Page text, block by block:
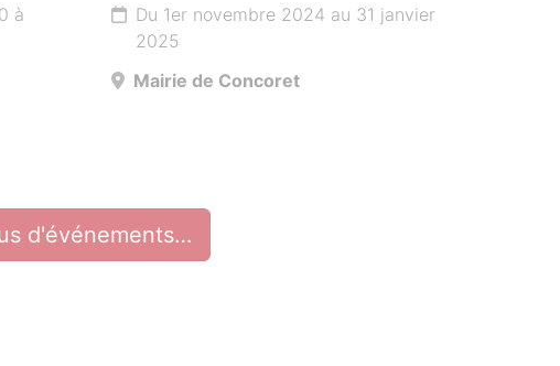
à
Du 1er novembre 2024 au 31 janvier
2025
Mairie de Concoret
d'événements…